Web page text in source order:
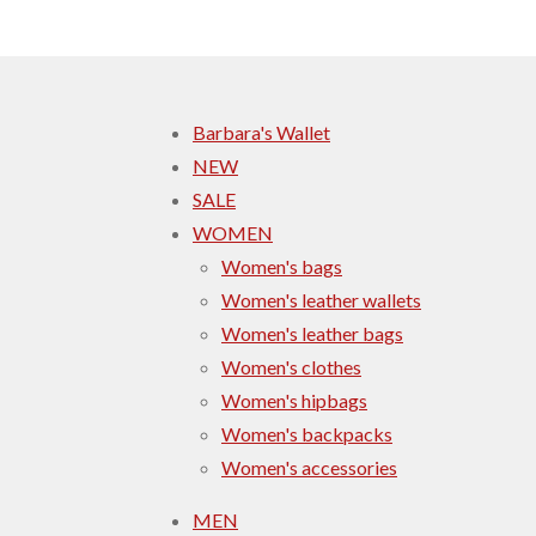
Barbara's Wallet
NEW
SALE
WOMEN
Women's bags
Women's leather wallets
Women's leather bags
Women's clothes
Women's hipbags
Women's backpacks
Women's accessories
MEN